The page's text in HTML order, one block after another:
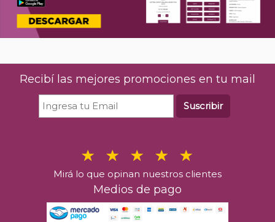
Recibí las mejores promociones en tu mail
Suscribir
Mirá lo que opinan nuestros clientes
Medios de pago